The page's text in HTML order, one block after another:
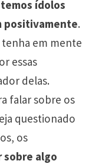
ídolos
positivamente.
em mente
essas
delas.
falar sobre os
questionado
os
sobre algo